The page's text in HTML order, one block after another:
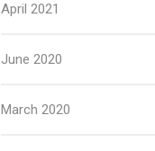
April 2021
June 2020
March 2020